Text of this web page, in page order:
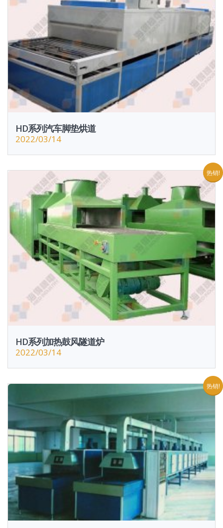
HD系列汽车脚垫烘道
2022/03/14
热销!
HD系列加热鼓风隧道炉
2022/03/14
热销!